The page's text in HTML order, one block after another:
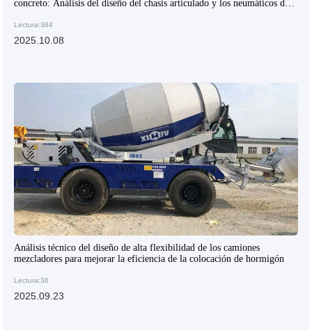
concreto: Análisis del diseño del chasis articulado y los neumáticos de
Lectura:384
2025.10.08
Análisis técnico del diseño de alta flexibilidad de los camiones
mezcladores para mejorar la eficiencia de la colocación de hormigón
Lectura:36
2025.09.23